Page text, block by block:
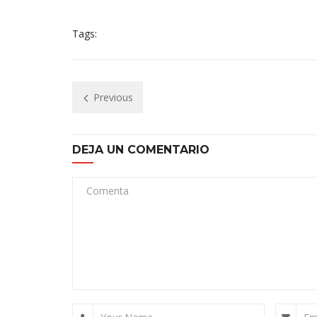
Tags:
Previous
DEJA UN COMENTARIO
Comenta